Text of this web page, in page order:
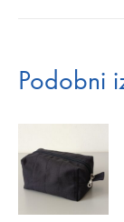
Podobni